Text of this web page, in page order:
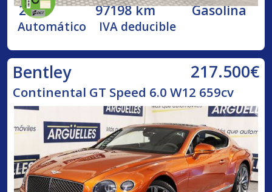
2005 97198 km Gasolina
Automático IVA deducible
Bentley 217.500€
Continental GT Speed 6.0 W12 659cv